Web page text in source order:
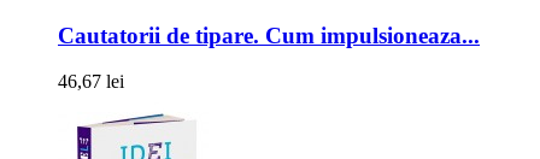
Cautatorii de tipare. Cum impulsioneaza...
46,67 lei